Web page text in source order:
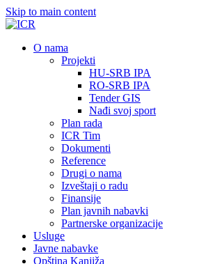
Skip to main content
О nama
Projekti
HU-SRB IPA
RO-SRB IPA
Tender GIS
Nađi svoj sport
Plan rada
ICR Tim
Dokumenti
Reference
Drugi o nama
Izveštaji o radu
Finansije
Plan javnih nabavki
Partnerske organizacije
Usluge
Javne nabavke
Opština Kanjiža